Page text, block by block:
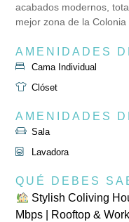
acabados modernos,
mejor zona de la Colonia
AMENIDADES
Cama Individual
Clóset
AMENIDADES
Sala
Lavadora
QUÉ DEBES
Stylish Coliving
Mbps | Rooftop &